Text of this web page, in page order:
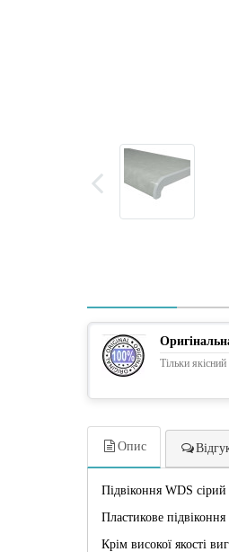
Тільки
Опис
Підвіконня WDS
Пластикове
Крім високої якості